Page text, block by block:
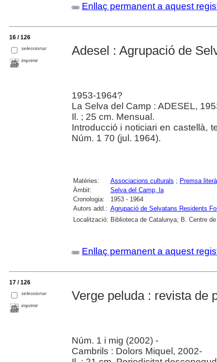
Enllaç permanent a aquest
16 / 126
seleccionar
imprimir
Adesel : Agrupació de
1953-1964?
La Selva del Camp : ADESEL,
Il. ; 25 cm. Mensual.
Introducció i noticiari en castellà,
Núm. 1 70 (jul. 1964).
Matèries: Associacions culturals ; Premsa
Àmbit:
Selva del Camp, la
Cronologia:
1953 - 1964
Autors add.: Agrupació de Selvatans Residents
Localització: Biblioteca de Catalunya; B. Centre
Enllaç permanent a aquest
17 / 126
seleccionar
imprimir
Verge peluda : revista de
Núm. 1 i mig (2002) -
Cambrils : Dolors Miquel, 2002-